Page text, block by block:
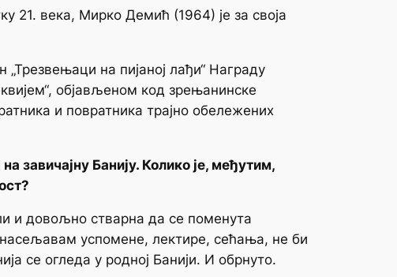
21. века, Мирко Демић (1964) је за своја
на пијаној лађи“ Награду
објављеном код зрењанинске
и повратника трајно обележених
завичајну Банију. Колико је, међутим,
и довољно стварна да се поменута
успомене, лектире, сећања, не би
се огледа у родној Банији. И обрнуто.